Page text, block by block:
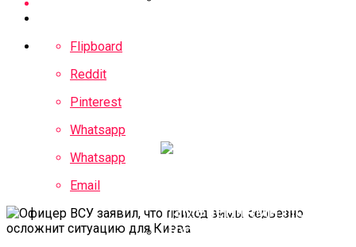
Flipboard
Reddit
Pinterest
Whatsapp
Whatsapp
Email